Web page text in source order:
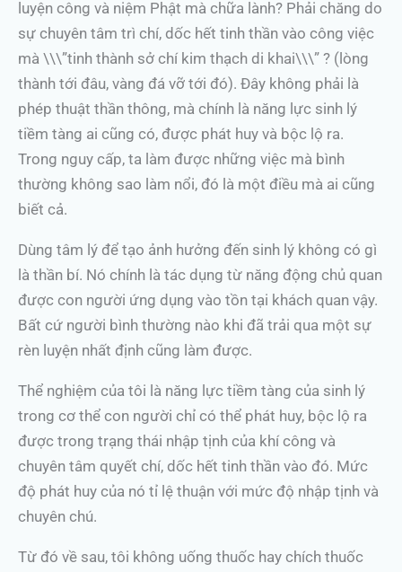
luyện công và niệm Phật mà chữa lành? Phải chăng do
sự chuyên tâm trì chí, dốc hết tinh thần vào công việc
mà \\\”tinh thành sở chí kim thạch di khai\\\” ? (lòng
thành tới đâu, vàng đá vỡ tới đó). Đây không phải là
phép thuật thần thông, mà chính là năng lực sinh lý
tiềm tàng ai cũng có, được phát huy và bộc lộ ra.
Trong nguy cấp, ta làm được những việc mà bình
thường không sao làm nổi, đó là một điều mà ai cũng
biết cả.
Dùng tâm lý để tạo ảnh hưởng đến sinh lý không có gì
là thần bí. Nó chính là tác dụng từ năng động chủ quan
được con người ứng dụng vào tồn tại khách quan vậy.
Bất cứ người bình thường nào khi đã trải qua một sự
rèn luyện nhất định cũng làm được.
Thể nghiệm của tôi là năng lực tiềm tàng của sinh lý
trong cơ thể con người chỉ có thể phát huy, bộc lộ ra
được trong trạng thái nhập tịnh của khí công và
chuyên tâm quyết chí, dốc hết tinh thần vào đó. Mức
độ phát huy của nó tỉ lệ thuận với mức độ nhập tịnh và
chuyên chú.
Từ đó về sau, tôi không uống thuốc hay chích thuốc